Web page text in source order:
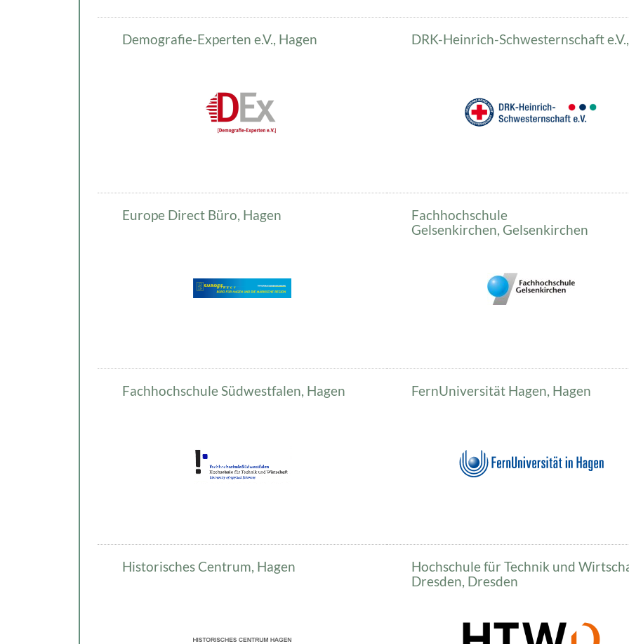
Demografie-Experten e.V., Hagen DRK-Heinrich-Schwesternschaft
Europe Direct Büro, Hagen
Fachhochschule
Gelsenkirchen, Gelsenkirchen
Fachhochschule Südwestfalen, Hagen FernUniversität Hagen, Hagen
Historisches Centrum, Hagen
Hochschule für Technik und
Dresden, Dresden